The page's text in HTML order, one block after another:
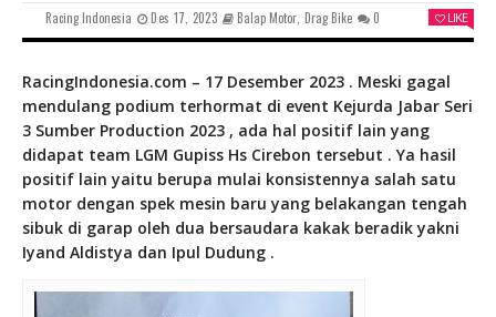
Racing Indonesia Des 17, 2023 Balap Motor, Drag Bike 0 LIKE
RacingIndonesia.com – 17 Desember 2023 . Meski gagal
mendulang podium terhormat di event Kejurda Jabar Seri
3 Sumber Production 2023 , ada hal positif lain yang
didapat team LGM Gupiss Hs Cirebon tersebut . Ya hasil
positif lain yaitu berupa mulai konsistennya salah satu
motor dengan spek mesin baru yang belakangan tengah
sibuk di garap oleh dua bersaudara kakak beradik yakni
Iyand Aldistya dan Ipul Dudung .